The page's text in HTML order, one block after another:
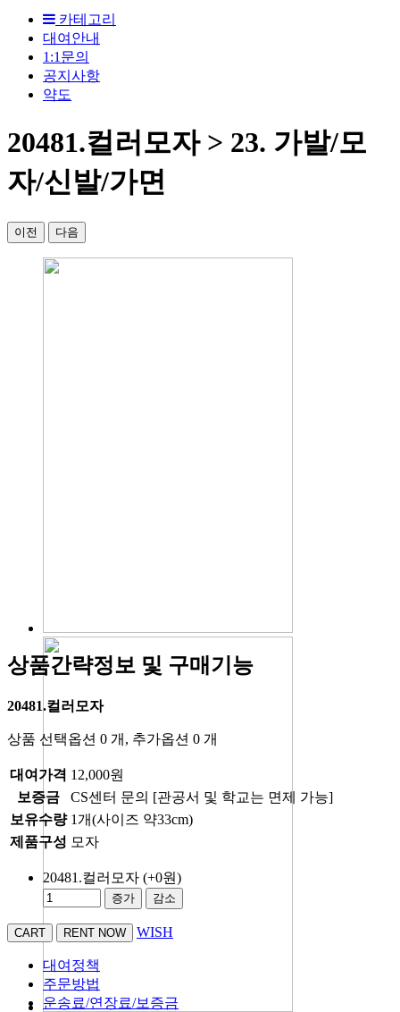
카테고리
대여안내
1:1문의
공지사항
약도
20481.컬러모자 > 23. 가발/모
자/신발/가면
이전 다음
상품간략정보 및 구매기능
20481.컬러모자
상품 선택옵션 0 개, 추가옵션 0 개
대여가격 12,000원
보증금
CS센터 문의 [관공서 및 학교는 면제 가능]
보유수량 1개(사이즈 약33cm)
제품구성 모자
20481.컬러모자 (+0원)
증가 감소
WISH
대여정책
주문방법
운송료/연장료/보증금